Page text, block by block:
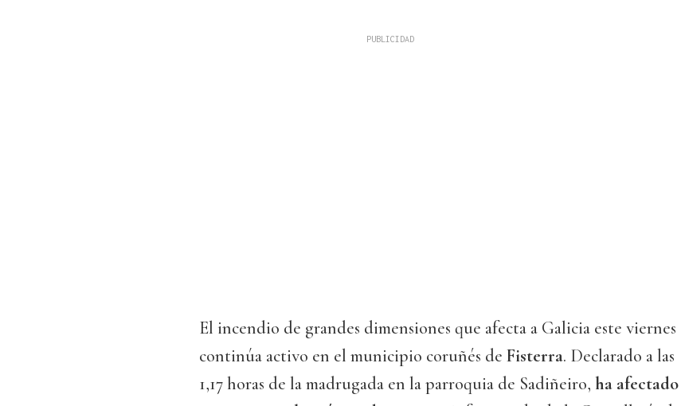
El incendio de grandes dimensiones que afecta a Galicia este viernes
continúa activo en el municipio coruñés de Fisterra. Declarado a las
1,17 horas de la madrugada en la parroquia de Sadiñeiro, ha afectado